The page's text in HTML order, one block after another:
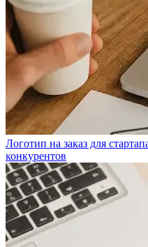
Логотип на заказ для
конкурентов